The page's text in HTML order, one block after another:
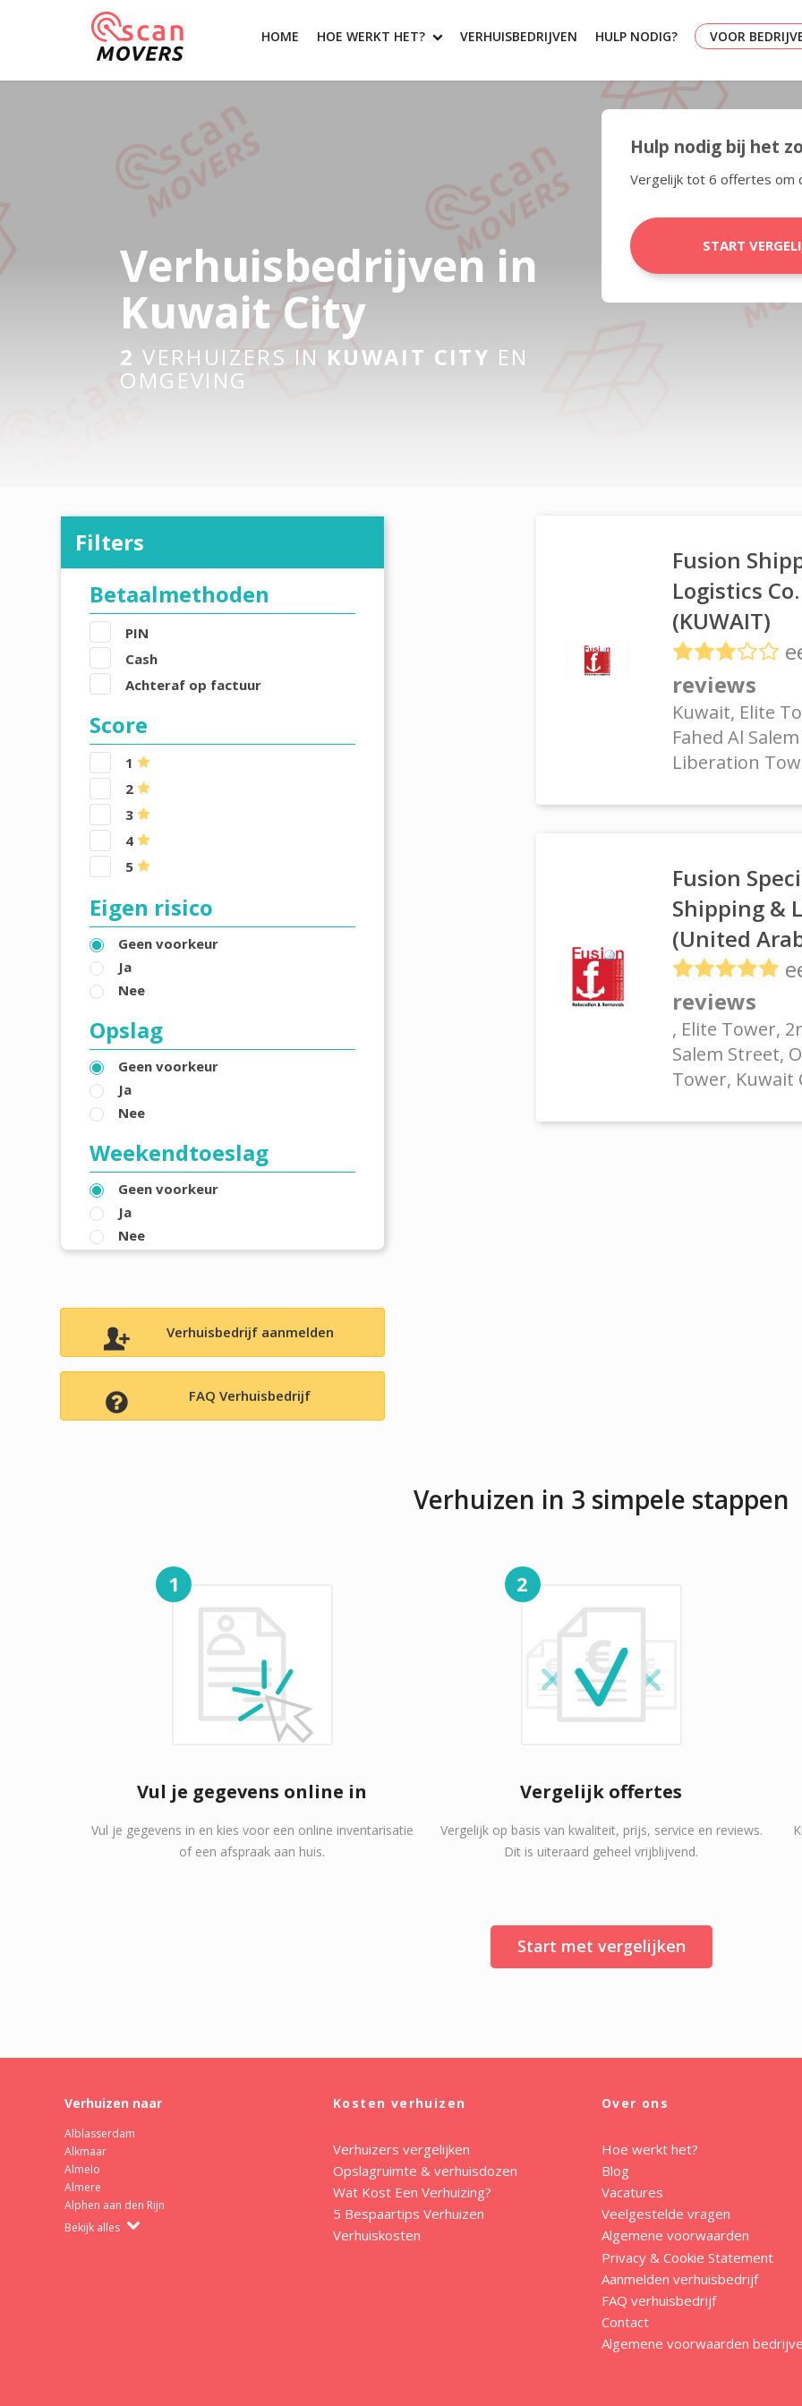
HOME HOE WERKT HET? VERHUISBEDRIJVEN HULP NODIG? VOOR
Verhuisbedrijven in
Kuwait City
2 VERHUIZERS IN KUWAIT CITY EN
OMGEVING
Hulp nodig bij het
Vergelijk tot 6 offertes om
START
Filters
Betaalmethoden
PIN
Cash
Achteraf op factuur
Score
1
2
3
4
5
Eigen risico
Geen voorkeur
Ja
Nee
Opslag
Geen voorkeur
Ja
Nee
Weekendtoeslag
Geen voorkeur
Ja
Nee
Verhuisbedrijf aanmelden
FAQ Verhuisbedrijf
Fusion
Logistics
(KUWAIT)
reviews
Kuwait, Elite
Fahed Al
Liberation
Fusion
Shipping &
(United
reviews
, Elite Tower,
Salem Street,
Tower, Kuwait
Verhuizen in 3 simpele stappen
1
Vul je gegevens online in
Vul je gegevens in en kies voor een online inventarisatie
of een afspraak aan huis.
2
Vergelijk offertes
Vergelijk op basis van kwaliteit, prijs, service en reviews.
Dit is uiteraard geheel vrijblijvend.
Start met vergelijken
Verhuizen naar
Alblasserdam
Alkmaar
Almelo
Almere
Alphen aan den Rijn
Bekijk alles
Kosten verhuizen
Verhuizers vergelijken
Opslagruimte & verhuisdozen
Wat Kost Een Verhuizing?
5 Bespaartips Verhuizen
Verhuiskosten
Over ons
Hoe werkt het?
Blog
Vacatures
Veelgestelde vragen
Algemene voorwaarden
Privacy & Cookie Statement
Aanmelden verhuisbedrijf
FAQ verhuisbedrijf
Contact
Algemene voorwaarden